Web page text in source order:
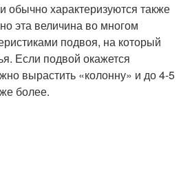
обычно характеризуются также
эта величина во многом
подвоя, на который
Если подвой окажется
вырастить «колонну» и до 4-5
более.